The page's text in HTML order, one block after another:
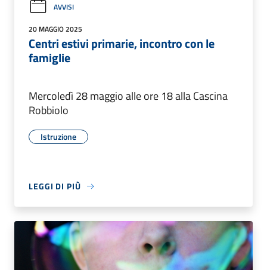
AVVISI
20 MAGGIO 2025
Centri estivi primarie, incontro con le
famiglie
Mercoledì 28 maggio alle ore 18 alla Cascina
Robbiolo
Istruzione
LEGGI DI PIÙ